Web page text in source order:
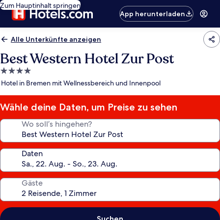
Zum Hauptinhalt springen
App herunterladen
Alle Unterkünfte anzeigen
Best Western Hotel Zur Post
4.0-
Sterne-
Hotel in Bremen mit Wellnessbereich und Innenpool
Wähle deine Daten, um Preise zu sehen
Wo soll’s hingehen?
Daten
Gäste